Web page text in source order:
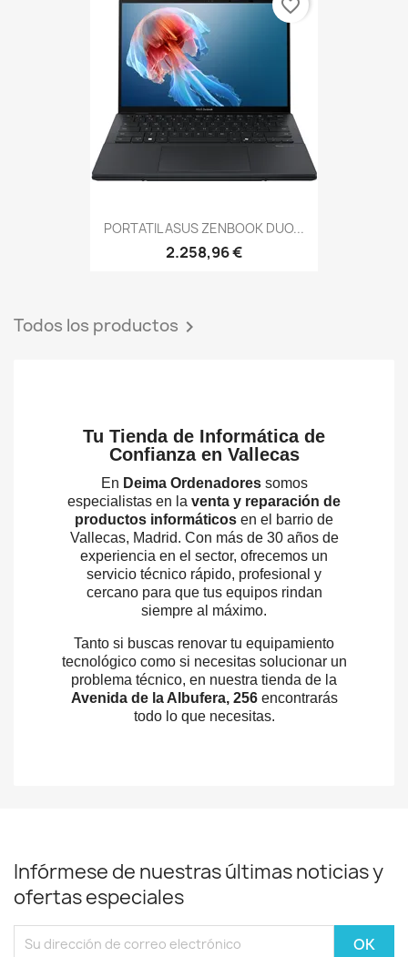
PORTATIL ASUS ZENBOOK DUO...
2.258,96 €
favorite_border
Todos los productos 
Tu Tienda de Informática de
Confianza en Vallecas
En Deima Ordenadoressomos
especialistas en la venta y reparación de
productos informáticos en el barrio de
Vallecas, Madrid. Con más de 30 años de
experiencia en el sector, ofrecemos un
servicio técnico rápido, profesional y
cercano para que tus equipos rindan
siempre al máximo.
Tanto si buscas renovar tu equipamiento
tecnológico como si necesitas solucionar un
problema técnico, en nuestra tienda de la
Avenida de la Albufera, 256encontrarás
todo lo que necesitas.
Infórmese de nuestras últimas noticias y
ofertas especiales